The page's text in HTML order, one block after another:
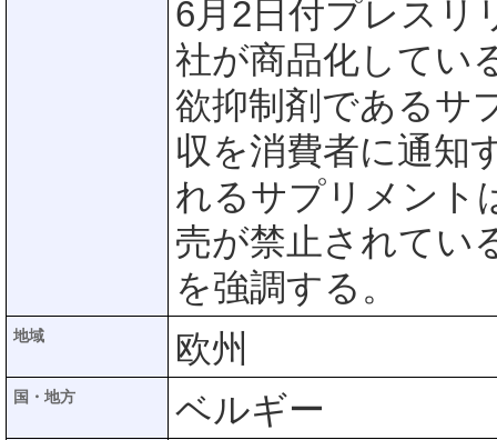
6月2日付プレスリ
社が商品化してい
欲抑制剤であるサ
収を消費者に通知
れるサプリメント
売が禁止されてい
を強調する。
地域 欧州
国・地方 ベルギー